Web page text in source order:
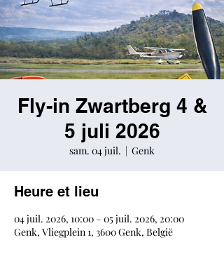
Fly-in Zwartberg 4 &
5 juli 2026
sam. 04 juil.
  |
Genk
Heure et lieu
04 juil. 2026, 10:00 – 05 juil. 2026, 20:00
Genk, Vliegplein 1, 3600 Genk, België